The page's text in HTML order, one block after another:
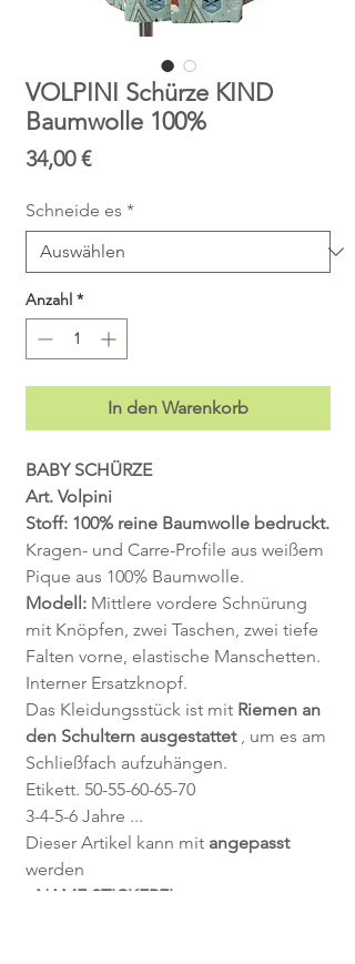
VOLPINI Schürze KIND
Baumwolle 100%
34,00 €Preis
Schneide es *
Anzahl *
In den Warenkorb
BABY SCHÜRZE
Art. Volpini
Stoff: 100% reine Baumwolle bedruckt.
Kragen- und Carre-Profile aus weißem
Pique aus 100% Baumwolle.
Modell: Mittlere vordere Schnürung
mit Knöpfen, zwei Taschen, zwei tiefe
Falten vorne, elastische Manschetten.
Interner Ersatzknopf.
Das Kleidungsstück ist mit Riemen an
den Schultern ausgestattet, um es am
Schließfach aufzuhängen.
Etikett. 50-55-60-65-70
3-4-5-6 Jahre ...
Dieser Artikel kann mit angepasst
werden
- NAME STICKEREI